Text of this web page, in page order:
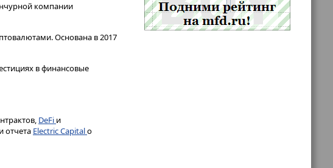
компании
Основана в 2017
в финансовые
DeFi и
отчета Electric Capitalо